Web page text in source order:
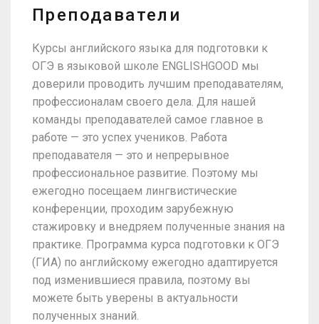
Преподаватели
Курсы английского языка для подготовки к
ОГЭ в языковой школе ENGLISHGOOD мы
доверили проводить лучшим преподавателям,
профессионалам своего дела. Для нашей
команды преподавателей самое главное в
работе — это успех учеников. Работа
преподавателя — это и непрерывное
профессиональное развитие. Поэтому мы
ежегодно посещаем лингвистические
конференции, проходим зарубежную
стажировку и внедряем полученные знания на
практике. Программа курса подготовки к ОГЭ
(ГИА) по английскому ежегодно адаптируется
под изменившиеся правила, поэтому вы
можете быть уверены в актуальности
полученных знаний.